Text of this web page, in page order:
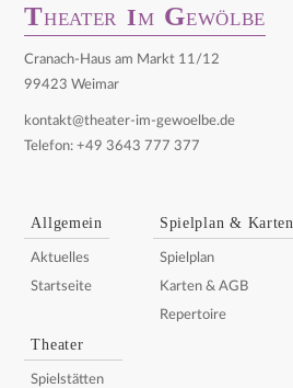
THEATER IM GEWÖLBE
Cranach-Haus am Markt 11/12
99423 Weimar
kontakt@theater-im-gewoelbe.de
Telefon: +49 3643 777 377
Allgemein
Aktuelles
Startseite
Spielplan & Karten
Spielplan
Karten & AGB
Repertoire
Theater
Spielstätten